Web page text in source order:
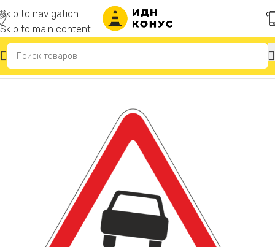
Skip to navigation
Skip to main content
Главная Дорожные знаки